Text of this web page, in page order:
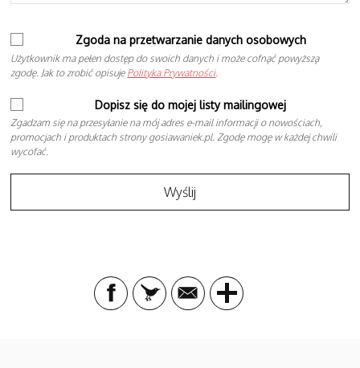
Zgoda na przetwarzanie danych osobowych
Użytkownik ma pełen dostęp do swoich danych i może cofnąć powyższą
zgodę. Jak to zrobić opisuje Polityka Prywatności.
Dopisz się do mojej listy mailingowej
Zgadzam się na przesyłanie na mój adres e-mail informacji o nowościach,
promocjach i produktach strony gosiawaniek.pl. Zgodę mogę w każdej chwili
wycofać.